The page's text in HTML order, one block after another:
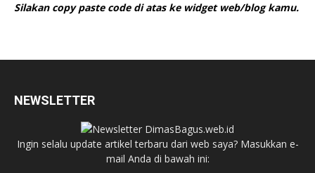
Silakan copy paste code di atas ke widget web/blog kamu.
NEWSLETTER
Ingin selalu update artikel terbaru dari web saya? Masukkan e-
mail Anda di bawah ini: